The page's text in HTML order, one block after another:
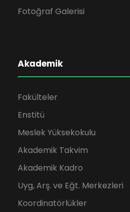
Fotoğraf Galerisi
Akademik
Fakülteler
Enstitü
Meslek Yüksekokulu
Akademik Takvim
Akademik Kadro
Uyg, Arş. ve Eğt. Merkezleri
Koordinatörlükler